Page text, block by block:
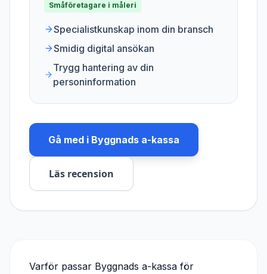
Småföretagare i måleri
Specialistkunskap inom din bransch
Smidig digital ansökan
Trygg hantering av din
personinformation
Gå med i Byggnads a-kassa
Läs recension
Varför passar Byggnads a-kassa för